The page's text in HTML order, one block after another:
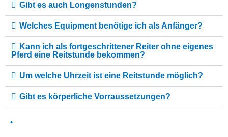
Gibt es auch Longenstunden?
Welches Equipment benötige ich als Anfänger?
Kann ich als fortgeschrittener Reiter ohne eigenes
Pferd eine Reitstunde bekommen?
Um welche Uhrzeit ist eine Reitstunde möglich?
Gibt es körperliche Vorraussetzungen?
•